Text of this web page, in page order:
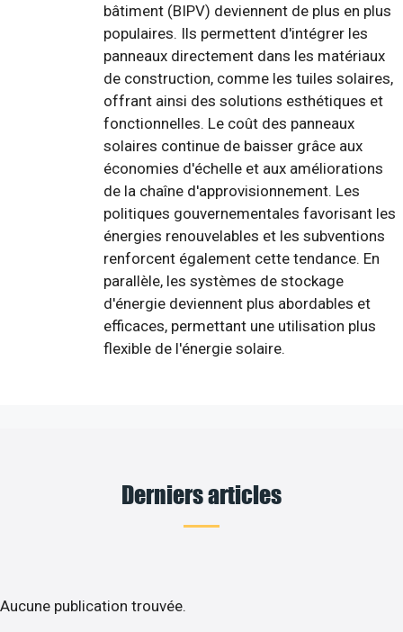
bâtiment (BIPV) deviennent de plus en plus
populaires. Ils permettent d'intégrer les
panneaux directement dans les matériaux
de construction, comme les tuiles solaires,
offrant ainsi des solutions esthétiques et
fonctionnelles. Le coût des panneaux
solaires continue de baisser grâce aux
économies d'échelle et aux améliorations
de la chaîne d'approvisionnement. Les
politiques gouvernementales favorisant les
énergies renouvelables et les subventions
renforcent également cette tendance. En
parallèle, les systèmes de stockage
d'énergie deviennent plus abordables et
efficaces, permettant une utilisation plus
flexible de l'énergie solaire.
Derniers articles
Aucune publication trouvée.